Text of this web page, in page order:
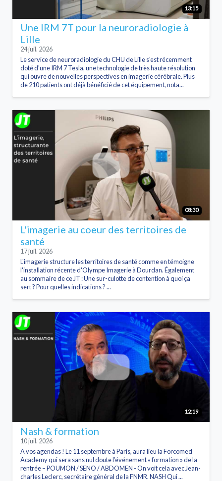
13:15
Une IRM 7T pour la neuroradiologie à
Lille
24 juil. 2026
Le service de neuroradiologie du CHU de Lille s'est récemment
doté d'une IRM 7 Tesla, une technologie de très haute résolution
qui ouvre de nouvelles perspectives en imagerie cérébrale. Plus
de 210 patients ont déjà bénéficié de cet équipement, nota...
08:30
L'imagerie au coeur des territoires de
santé
17 juil. 2026
L'imagerie structure les territoires de santé comme en témoigne
l'installation récente d'Olympe Imagerie à Dourdan. Également
au sommaire de ce JT : Une sur-culotte de contention à quoi ça
sert ? Pour quelles indications ? ...
12:19
Nash & formation
10 juil. 2026
A vos agendas ! Le 11 septembre à Paris, aura lieu la Forcomed
Academy qui sera sans nul doute l’événement « formation » de la
rentrée – POUMON / SENO / ABDOMEN - On voit cela avec Jean-
charles Leclerc, secrétaire général de la FNMR. NASH Qui ...